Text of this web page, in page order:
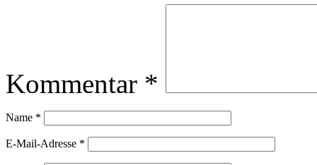
Kommentar *
Name *
E-Mail-Adresse *